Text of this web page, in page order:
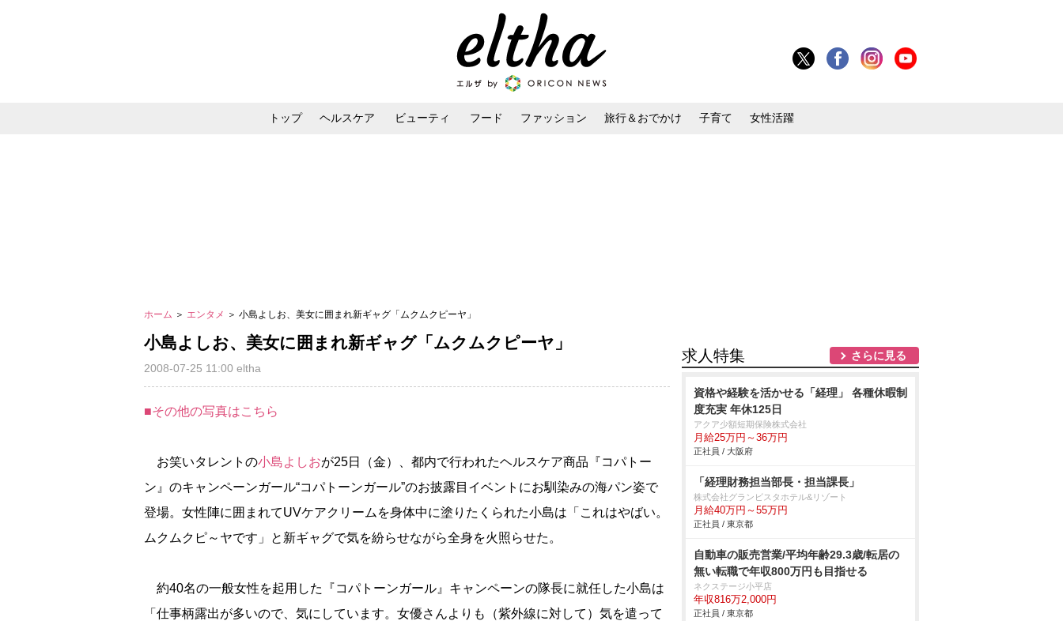
トップ ヘルスケア ビューティ フード ファッション 旅行＆おでかけ 子育て 女性活躍
ホーム ＞ エンタメ ＞ 小島よしお、美女に囲まれ新ギャグ「ムクムクピーヤ」
小島よしお、美女に囲まれ新ギャグ「ムクムクピーヤ」
2008-07-25 11:00 eltha
■その他の写真はこちら
お笑いタレントの小島よしおが25日（金）、都内で行われたヘルスケア商品『コパトー
ン』のキャンペーンガール“コパトーンガール”のお披露目イベントにお馴染みの海パン姿で
登場。女性陣に囲まれてUVケアクリームを身体中に塗りたくられた小島は「これはやばい。
ムクムクピ～ヤです」と新ギャグで気を紛らせながら全身を火照らせた。
約40名の一般女性を起用した『コパトーンガール』キャンペーンの隊長に就任した小島は
「仕事柄露出が多いので、気にしています。女優さんよりも（紫外線に対して）気を遣って
求人特集 さらに見る
資格や経験を活かせる「経理」 各種休暇制
度充実 年休125日
アクア少額短期保険株式会社
月給25万円～36万円
正社員 / 大阪府
「経理財務担当部長・担当課長」
株式会社グランビスタホテル&リゾート
月給40万円～55万円
正社員 / 東京都
自動車の販売営業/平均年齢29.3歳/転居の
無い転職で年収800万円も目指せる
ネクステージ小平店
年収816万2,000円
正社員 / 東京都